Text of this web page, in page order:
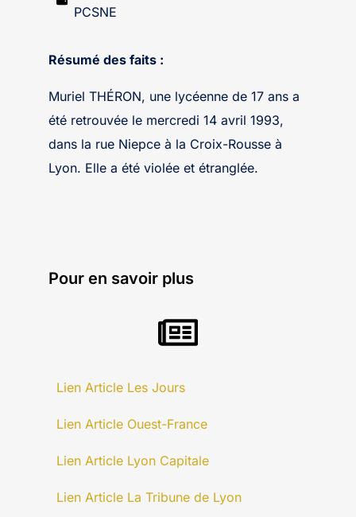
PCSNE
Résumé des faits :
Muriel THÉRON, une lycéenne de 17 ans a
été retrouvée le mercredi 14 avril 1993,
dans la rue Niepce à la Croix-Rousse à
Lyon. Elle a été violée et étranglée.
Pour en savoir plus
Lien Article Les Jours
Lien Article Ouest-France
Lien Article Lyon Capitale
Lien Article La Tribune de Lyon